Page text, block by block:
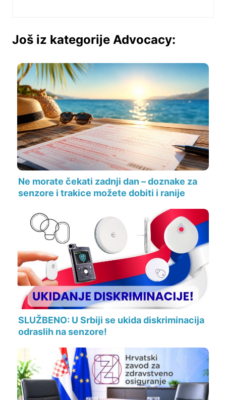
Još iz kategorije Advocacy:
Ne morate čekati zadnji dan – doznake za
senzore i trakice možete dobiti i ranije
SLUŽBENO: U Srbiji se ukida diskriminacija
odraslih na senzore!